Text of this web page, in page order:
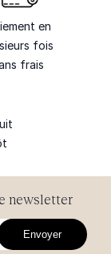
en
fois
frais
newsletter
Envoyer